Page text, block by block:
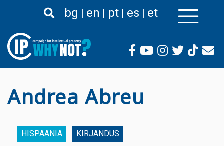
edasi
juurde
bg en pt es et
Andrea Abreu
HISPAANIA KIRJANDUS